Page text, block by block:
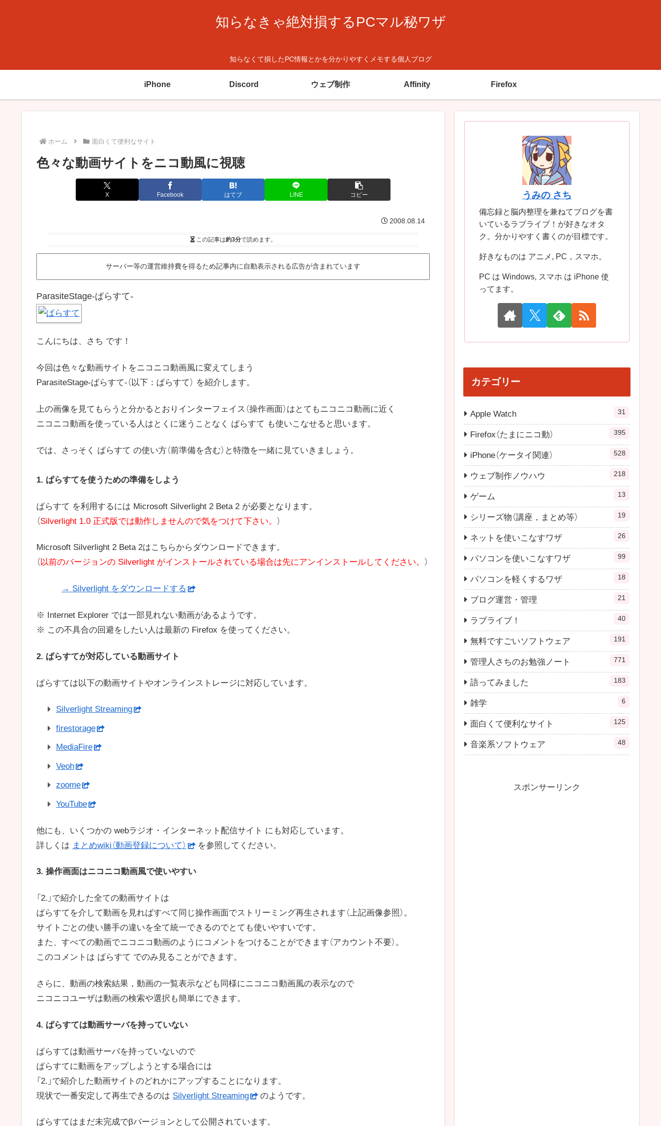
知らなきゃ絶対損するPCマル秘ワザ
知らなくて損したPC情報とかを分かりやすくメモする個人ブログ
iPhone Discord ウェブ制作 Affinity Firefox
ホーム 面白くて便利なサイト
色々な動画サイトをニコ動風に視聴
X Facebook はてブ LINE コピー
2008.08.14
この記事は約3分で読めます。
サーバー等の運営維持費を得るため記事内に自動表示される広告が含まれています
ParasiteStage-ぱらすて-
こんにちは、さち です！
今回は色々な動画サイトをニコニコ動画風に変えてしまう
ParasiteStage-ぱらすて-（以下：ぱらすて） を紹介します。
上の画像を見てもらうと分かるとおりインターフェイス（操作画面）はとてもニコニコ動画に近く
ニコニコ動画を使っている人はとくに迷うことなく ぱらすて も使いこなせると思います。
では、さっそく ぱらすて の使い方（前準備を含む）と特徴を一緒に見ていきましょう。
1. ぱらすてを使うための準備をしよう
ぱらすて を利用するには Microsoft Silverlight 2 Beta 2 が必要となります。
（Silverlight 1.0 正式版では動作しませんので気をつけて下さい。 ）
Microsoft Silverlight 2 Beta 2はこちらからダウンロードできます。
（以前のバージョンの Silverlight がインストールされている場合は先にアンインストールしてください。 ）
→ Silverlight をダウンロードする
※ Internet Explorer では一部見れない動画があるようです。
※ この不具合の回避をしたい人は最新の Firefox を使ってください。
2. ぱらすてが対応している動画サイト
ぱらすては以下の動画サイトやオンラインストレージに対応しています。
Silverlight Streaming
firestorage
MediaFire
Veoh
zoome
YouTube
他にも、いくつかの webラジオ・インターネット配信サイト にも対応しています。
詳しくは まとめwiki（動画登録について） を参照してください。
3. 操作画面はニコニコ動画風で使いやすい
「2.」で紹介した全ての動画サイトは
ぱらすてを介して動画を見ればすべて同じ操作画面でストリーミング再生されます（上記画像参照）。
サイトごとの使い勝手の違いを全て統一できるのでとても使いやすいです。
また、すべての動画でニコニコ動画のようにコメントをつけることができます（アカウント不要）。
このコメントは ぱらすて でのみ見ることができます。
さらに、動画の検索結果，動画の一覧表示なども同様にニコニコ動画風の表示なので
ニコニコユーザは動画の検索や選択も簡単にできます。
4. ぱらすては動画サーバを持っていない
ぱらすては動画サーバを持っていないので
ぱらすてに動画をアップしようとする場合には
「2.」で紹介した動画サイトのどれかにアップすることになります。
現状で一番安定して再生できるのは Silverlight Streaming のようです。
ぱらすてはまだ未完成でβバージョンとして公開されています。
うみの さち
備忘録と脳内整理を兼ねてブログを書
いているラブライブ！が好きなオタ
ク。分かりやすく書くのが目標です。
好きなものは アニメ, PC，スマホ。
PC は Windows, スマホ は iPhone 使
ってます。
カテゴリー
Apple Watch 31
Firefox（たまにニコ動） 395
iPhone（ケータイ関連） 528
ウェブ制作ノウハウ 218
ゲーム 13
シリーズ物（講座，まとめ等） 19
ネットを使いこなすワザ 26
パソコンを使いこなすワザ 99
パソコンを軽くするワザ 18
ブログ運営・管理 21
ラブライブ！ 40
無料ですごいソフトウェア 191
管理人さちのお勉強ノート 771
語ってみました 183
雑学 6
面白くて便利なサイト 125
音楽系ソフトウェア 48
スポンサーリンク